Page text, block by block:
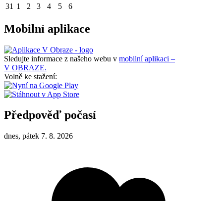
31 1 2 3 4 5 6
Mobilní aplikace
Sledujte informace z našeho webu v mobilní aplikaci –
V OBRAZE.
Volně ke stažení:
Předpověď počasí
dnes, pátek 7. 8. 2026